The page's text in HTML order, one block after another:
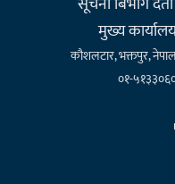
मुख्य
कौशलटार, भक्तपुर,
०१-